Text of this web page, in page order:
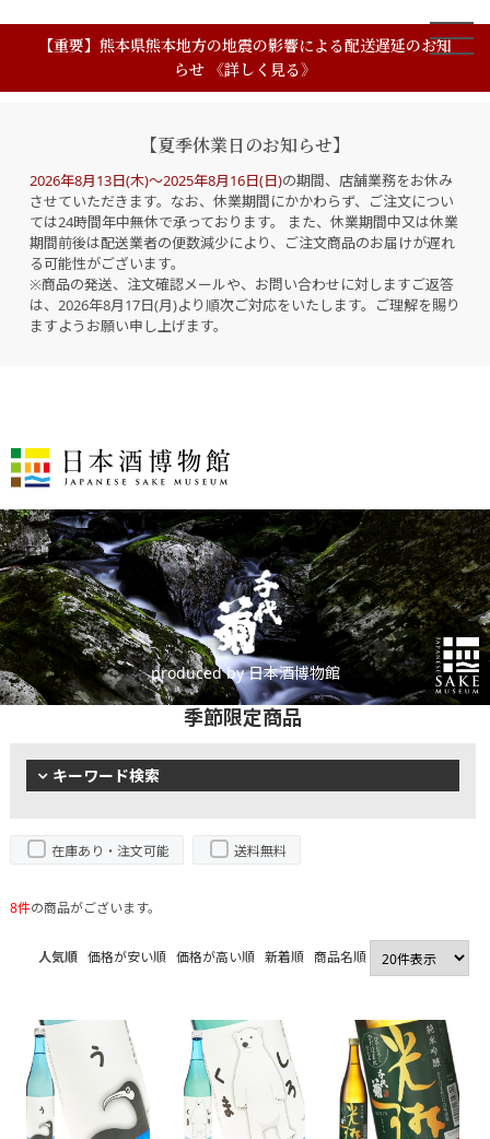
【重要】熊本県熊本地方の地震の影響による配送遅延のお知
らせ 《詳しく見る》
【夏季休業日のお知らせ】
2026年8月13日(木)～2025年8月16日(日)の期間、店舗業務をお休み
させていただきます。なお、休業期間にかかわらず、ご注文につい
ては24時間年中無休で承っております。 また、休業期間中又は休業
期間前後は配送業者の便数減少により、ご注文商品のお届けが遅れ
る可能性がございます。
※商品の発送、注文確認メールや、お問い合わせに対しますご返答
は、2026年8月17日(月)より順次ご対応をいたします。ご理解を賜り
ますようお願い申し上げます。
produced by 日本酒博物館
季節限定商品
キーワード検索
在庫あり・注文可能 送料無料
8件の商品がございます。
人気順 価格が安い順 価格が高い順 新着順 商品名順